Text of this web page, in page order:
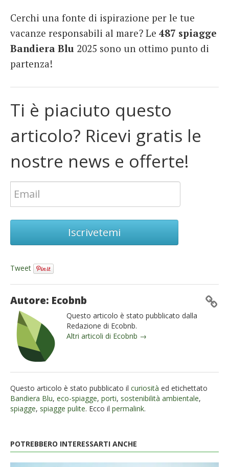
Cerchi una fonte di ispirazione per le tue
vacanze responsabili al mare? Le 487 spiagge
Bandiera Blu 2025 sono un ottimo punto di
partenza!
Ti è piaciuto questo
articolo? Ricevi gratis le
nostre news e offerte!
Iscrivetemi
Tweet
Autore: Ecobnb
Questo articolo è stato pubblicato dalla
Redazione di Ecobnb.
Altri articoli di Ecobnb →
Questo articolo è stato pubblicato il curiosità ed etichettato
Bandiera Blu, eco-spiagge, porti, sostenibilità ambientale,
spiagge, spiagge pulite. Ecco il permalink.
POTREBBERO INTERESSARTI ANCHE